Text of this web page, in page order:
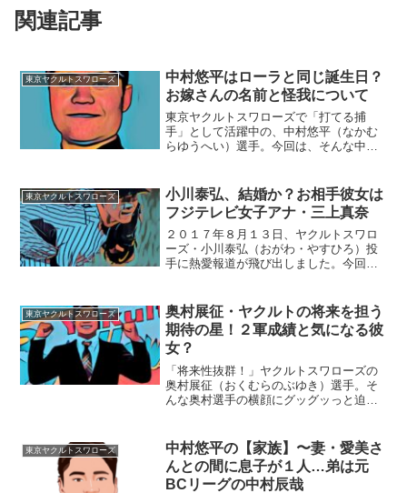
関連記事
東京ヤクルトスワローズ
中村悠平はローラと同じ誕生日？
お嫁さんの名前と怪我について
東京ヤクルトスワローズで「打てる捕
手」として活躍中の、中村悠平（なかむ
らゆうへい）選手。今回は、そんな中村
澤まさみさん似（本人がインタビュー時
にお話していた…）の美人...
東京ヤクルトスワローズ
小川泰弘、結婚か？お相手彼女は
フジテレビ女子アナ・三上真奈
２０１７年８月１３日、ヤクルトスワロ
ーズ・小川泰弘（おがわ・やすひろ）投
手に熱愛報道が飛び出しました。今回
小川泰弘投手は、愛知県出身。愛知県立
成章（せいしょう）高等学校...
東京ヤクルトスワローズ
奥村展征・ヤクルトの将来を担う
期待の星！２軍成績と気になる彼
女？
「将来性抜群！」ヤクルトスワローズの
奥村展征（おくむらのぶゆき）選手。そ
んな奥村選手の横顔にグッグッっと迫り
位で巨人に入団しました。しかし、２０
１５年の年初、ヤクルト...
東京ヤクルトスワローズ
中村悠平の【家族】〜妻・愛美さ
んとの間に息子が１人…弟は元
BCリーグの中村辰哉